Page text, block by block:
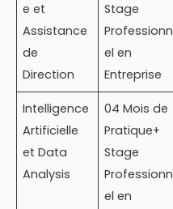
e et
Assistance
de
Direction
Stage
Professionn
el en
Entreprise
Intelligence
Artificielle
et Data
Analysis
04 Mois de
Pratique+
Stage
Professionn
el en